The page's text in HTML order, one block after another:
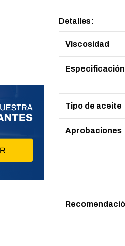
Detalles:
Viscosidad
Especificación
Tipo de aceite
Aprobaciones